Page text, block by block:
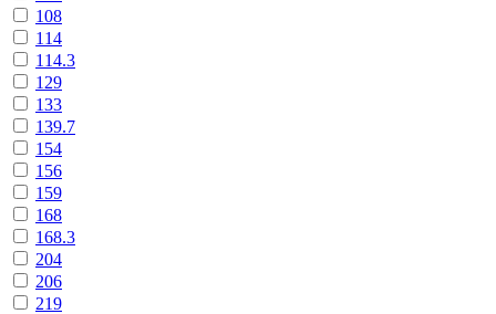
108
114
114.3
129
133
139.7
154
156
159
168
168.3
204
206
219